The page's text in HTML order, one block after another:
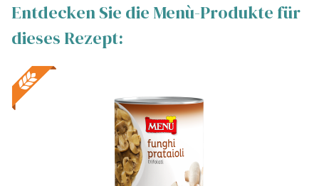
Entdecken Sie die Menù-Produkte für
dieses Rezept: